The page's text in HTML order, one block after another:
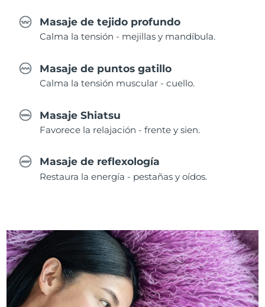
Masaje de tejido profundo
Calma la tensión - mejillas y mandíbula.
Masaje de puntos gatillo
Calma la tensión muscular - cuello.
Masaje Shiatsu
Favorece la relajación - frente y sien.
Masaje de reflexología
Restaura la energía - pestañas y oídos.